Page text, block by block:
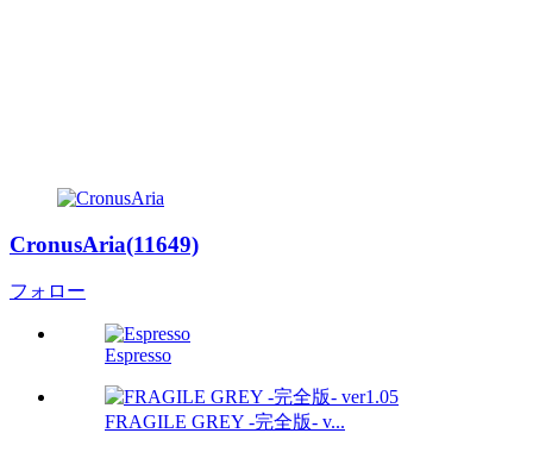
CronusAria(11649)
フォロー
Espresso
FRAGILE GREY -完全版- v...